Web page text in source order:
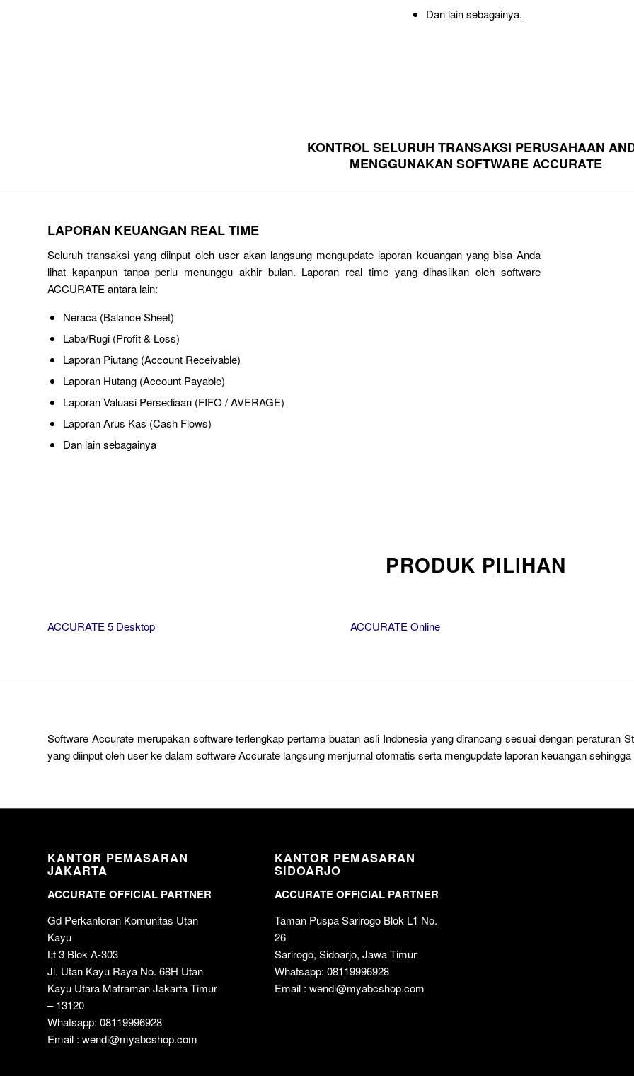
Dan lain sebagainya.
KONTROL SELURUH TRANSAKSI PERUSAHAAN
MENGGUNAKAN SOFTWARE ACCURATE
LAPORAN KEUANGAN REAL TIME
Seluruh transaksi yang diinput oleh user akan langsung mengupdate laporan keuangan yang bisa Anda
lihat kapanpun tanpa perlu menunggu akhir bulan. Laporan real time yang dihasilkan oleh software
ACCURATE antara lain:
Neraca (Balance Sheet)
Laba/Rugi (Profit & Loss)
Laporan Piutang (Account Receivable)
Laporan Hutang (Account Payable)
Laporan Valuasi Persediaan (FIFO / AVERAGE)
Laporan Arus Kas (Cash Flows)
Dan lain sebagainya
PRODUK PILIHAN
ACCURATE 5 Desktop ACCURATE Online
Software Accurate merupakan software terlengkap pertama buatan asli Indonesia yang dirancang sesuai dengan peraturan
yang diinput oleh user ke dalam software Accurate langsung menjurnal otomatis serta mengupdate laporan keuangan
KANTOR PEMASARAN
JAKARTA
ACCURATE OFFICIAL PARTNER
Gd Perkantoran Komunitas Utan
Kayu
Lt 3 Blok A-303
Jl. Utan Kayu Raya No. 68H Utan
Kayu Utara Matraman Jakarta Timur
– 13120
Whatsapp: 08119996928
Email : wendi@myabcshop.com
KANTOR PEMASARAN
SIDOARJO
ACCURATE OFFICIAL PARTNER
Taman Puspa Sarirogo Blok L1 No.
26
Sarirogo, Sidoarjo, Jawa Timur
Whatsapp: 08119996928
Email : wendi@myabcshop.com